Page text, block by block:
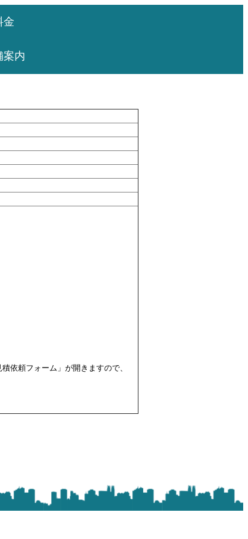
金
案内
依頼フォーム」が開きますので、